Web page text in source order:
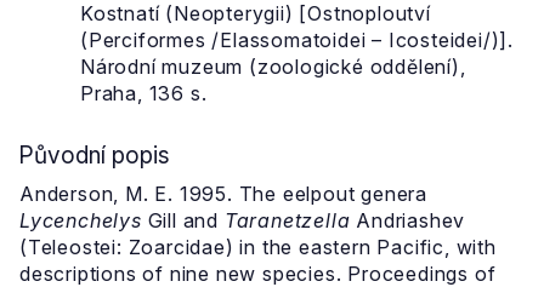
Kostnatí (Neopterygii) [Ostnoploutví
(Perciformes /Elassomatoidei – Icosteidei/)].
Národní muzeum (zoologické oddělení),
Praha, 136 s.
Původní popis
Anderson, M. E. 1995. The eelpout genera
Lycenchelys Gill and Taranetzella Andriashev
(Teleostei: Zoarcidae) in the eastern Pacific, with
descriptions of nine new species. Proceedings of